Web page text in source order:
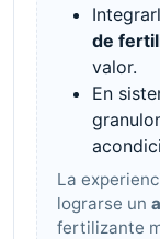
de
valor.
En
La
lograrse un
fertilizante